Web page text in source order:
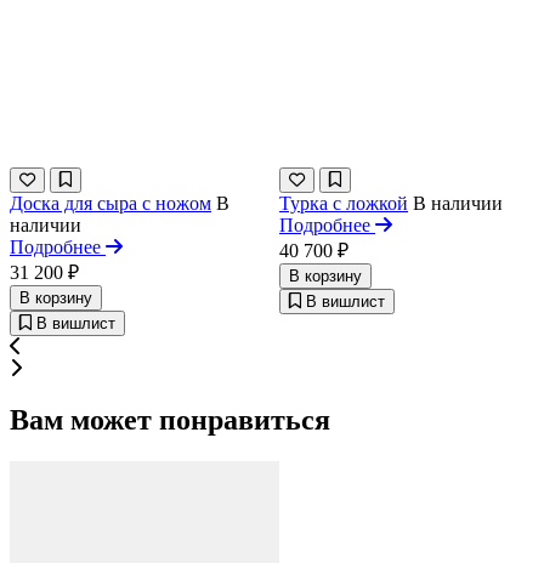
Доска для сыра с ножом В
наличии
Подробнее
31 200 ₽
В корзину
В вишлист
Турка с ложкой В наличии
Подробнее
40 700 ₽
В корзину
В вишлист
Вам может понравиться